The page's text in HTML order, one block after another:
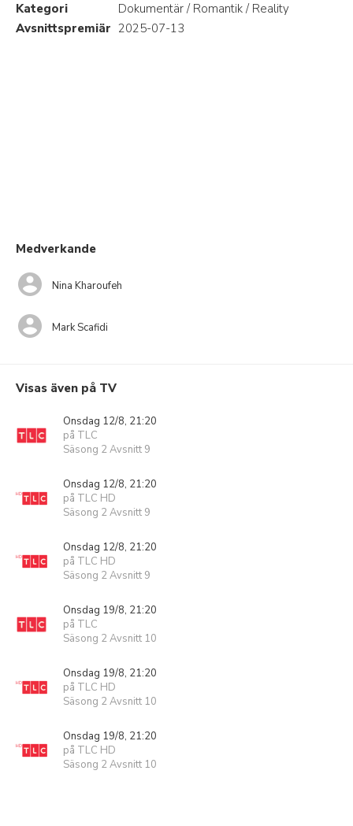
Kategori
Dokumentär / Romantik / Reality
Avsnittspremiär 2025-07-13
Medverkande
Nina Kharoufeh
Mark Scafidi
Visas även på TV
Onsdag 12/8, 21:20
på TLC
Säsong 2 Avsnitt 9
Onsdag 12/8, 21:20
på TLC HD
Säsong 2 Avsnitt 9
Onsdag 12/8, 21:20
på TLC HD
Säsong 2 Avsnitt 9
Onsdag 19/8, 21:20
på TLC
Säsong 2 Avsnitt 10
Onsdag 19/8, 21:20
på TLC HD
Säsong 2 Avsnitt 10
Onsdag 19/8, 21:20
på TLC HD
Säsong 2 Avsnitt 10